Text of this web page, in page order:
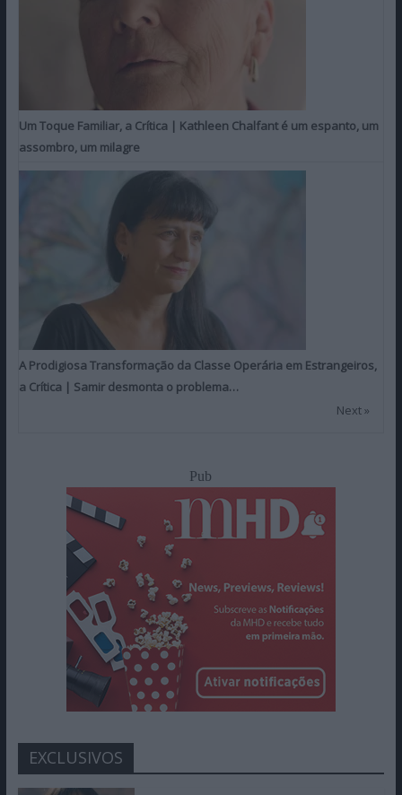
Um Toque Familiar, a Crítica | Kathleen Chalfant é um espanto, um
assombro, um milagre
A Prodigiosa Transformação da Classe Operária em Estrangeiros,
a Crítica | Samir desmonta o problema…
Next »
Pub
EXCLUSIVOS